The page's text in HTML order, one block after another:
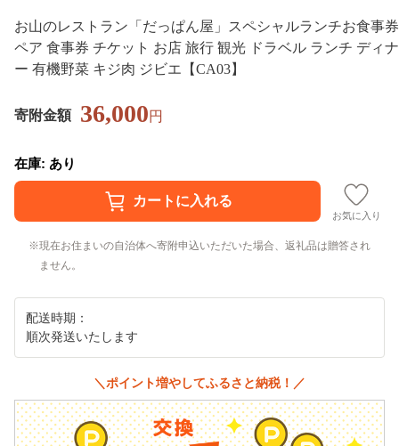
お山のレストラン「だっぱん屋」スペシャルランチお食事券
ペア 食事券 チケット お店 旅行 観光 ドラベル ランチ ディナ
ー 有機野菜 キジ肉 ジビエ【CA03】
寄附金額 36,000円
在庫: あり
お気に入り
現在お住まいの自治体へ寄附申込いただいた場合、返礼品は贈答され
ません。
配送時期：
順次発送いたします
＼ポイント増やしてふるさと納税！／